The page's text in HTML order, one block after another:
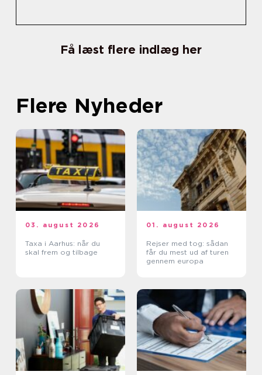
Få læst flere indlæg her
Flere Nyheder
03. august 2026
Taxa i Aarhus: når du
skal frem og tilbage
01. august 2026
Rejser med tog: sådan
får du mest ud af turen
gennem europa